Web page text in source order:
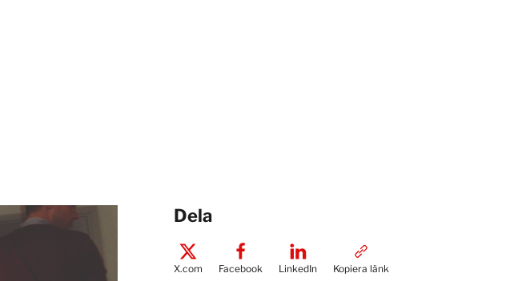
Dela
X.com Facebook LinkedIn Kopiera länk